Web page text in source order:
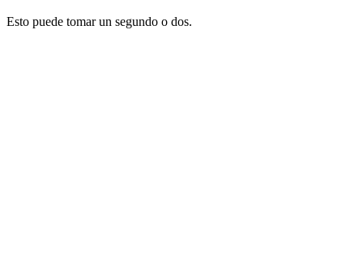
Esto puede tomar un segundo o dos.